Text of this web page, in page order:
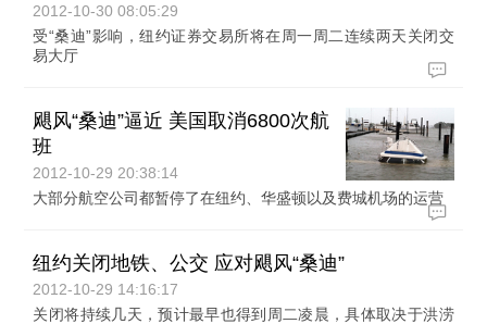
2012-10-30 08:05:29
受“桑迪”影响，纽约证券交易所将在周一周二连续两天关闭交
易大厅
飓风“桑迪”逼近 美国取消6800次航
班
2012-10-29 20:38:14
大部分航空公司都暂停了在纽约、华盛顿以及费城机场的运营
纽约关闭地铁、公交 应对飓风“桑迪”
2012-10-29 14:16:17
关闭将持续几天，预计最早也得到周二凌晨，具体取决于洪涝